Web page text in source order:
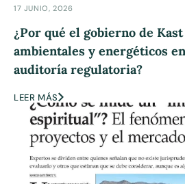
17 JUNIO, 2026
¿Por qué el gobierno de
ambientales y energéticos
auditoría regulatoria?
LEER MÁS